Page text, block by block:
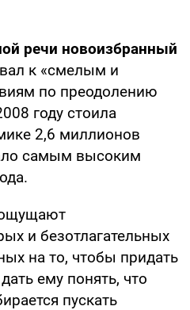
речи новоизбранный
к «смелым и
по преодолению
году стоила
2,6 миллионов
самым высоким
и безотлагательных
на то, чтобы придать
ему понять, что
пускать